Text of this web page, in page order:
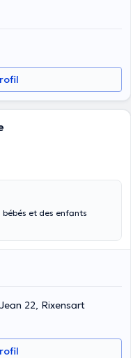
et des enfants
22, Rixensart